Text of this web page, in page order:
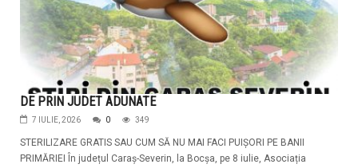
DE PRIN JUDET ADUNATE
7 IULIE, 2026 0 349
STERILIZARE GRATIS SAU CUM SĂ NU MAI FACI PUIȘORI PE BANII
PRIMĂRIEI În județul Caraș-Severin, la Bocșa, pe 8 iulie, Asociația